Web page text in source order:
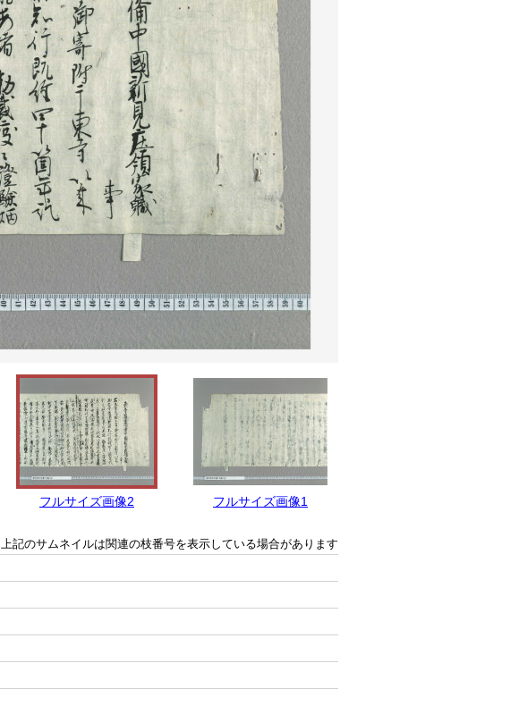
フルサイズ画像2 フルサイズ画像1
上記のサムネイルは関連の枝番号を表示している場合があります